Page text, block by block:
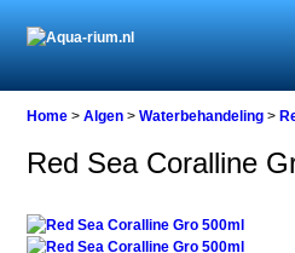
Home
Waterbehandeling
Red
Home >Algen >Waterbehandeling >
Red Sea Coralline